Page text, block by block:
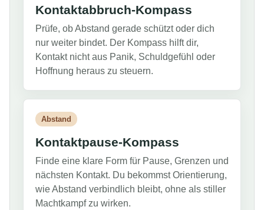
Kontaktabbruch-Kompass
Prüfe, ob Abstand gerade schützt oder dich
nur weiter bindet. Der Kompass hilft dir,
Kontakt nicht aus Panik, Schuldgefühl oder
Hoffnung heraus zu steuern.
Abstand
Kontaktpause-Kompass
Finde eine klare Form für Pause, Grenzen und
nächsten Kontakt. Du bekommst Orientierung,
wie Abstand verbindlich bleibt, ohne als stiller
Machtkampf zu wirken.